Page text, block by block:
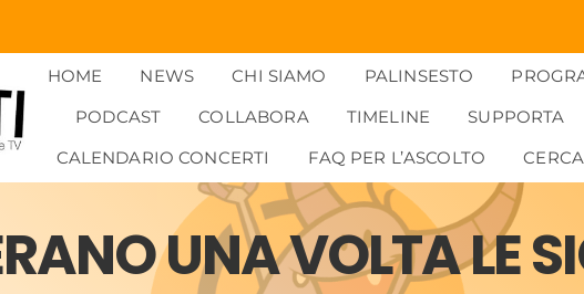
HOME NEWS CHI SIAMO PALINSESTO
PODCAST
COLLABORA TIMELINE
SUPPORTA
CALENDARIO CONCERTI
FAQ PER L’ASCOLTO CERCA
UNA VOLTA LE